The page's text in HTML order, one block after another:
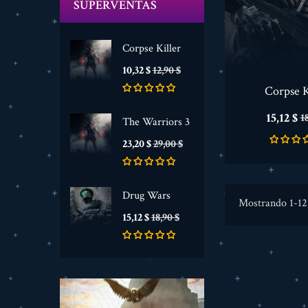
SUPERVENTAS
Corpse Killer
Precio
10,32 $Precio
base
12,90 $
The Warriors 3
Precio
23,20 $Precio
base
29,00 $
Drug Wars
Precio
15,12 $Precio
base
18,90 $
Corpse
Precio
15,12 $
Mostrando 1-